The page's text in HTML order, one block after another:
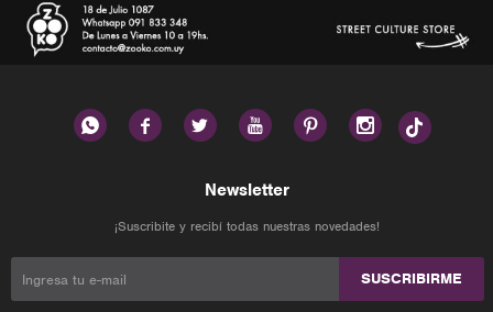
     
Newsletter
¡Suscribite y recibí todas nuestras novedades!
SUSCRIBIRME